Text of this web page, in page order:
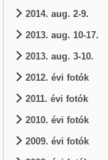
2014. aug. 2-9.
2013. aug. 10-17.
2013. aug. 3-10.
2012. évi fotók
2011. évi fotók
2010. évi fotók
2009. évi fotók